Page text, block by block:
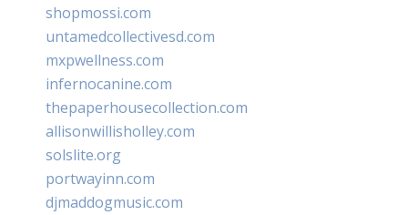
shopmossi.com
untamedcollectivesd.com
mxpwellness.com
infernocanine.com
thepaperhousecollection.com
allisonwillisholley.com
solslite.org
portwayinn.com
djmaddogmusic.com